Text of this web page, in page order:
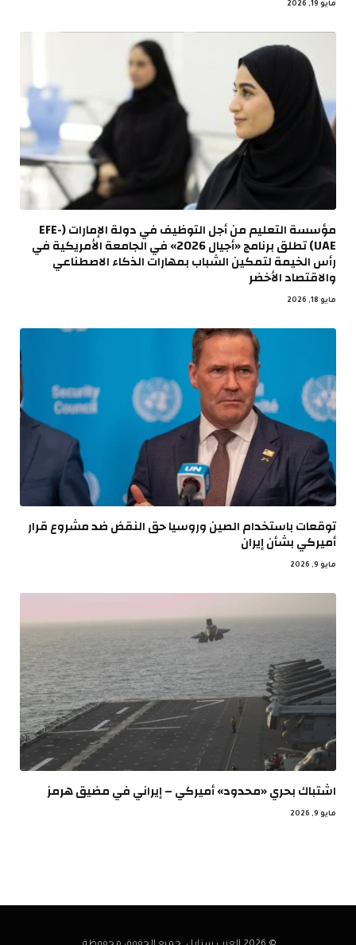
مايو 19, 2026
مؤسسة التعليم من أجل التوظيف في دولة الإمارات (EFE-
UAE) تطلق برنامج «أجيال 2026» في الجامعة الأمريكية في
رأس الخيمة لتمكين الشباب بمهارات الذكاء الاصطناعي
والاقتصاد الأخضر
مايو 18, 2026
توقعات باستخدام الصين وروسيا حق النقض ضد مشروع قرار
أميركي بشأن إيران
مايو 9, 2026
اشتباك بحري «محدود» أميركي – إيراني في مضيق هرمز
مايو 9, 2026